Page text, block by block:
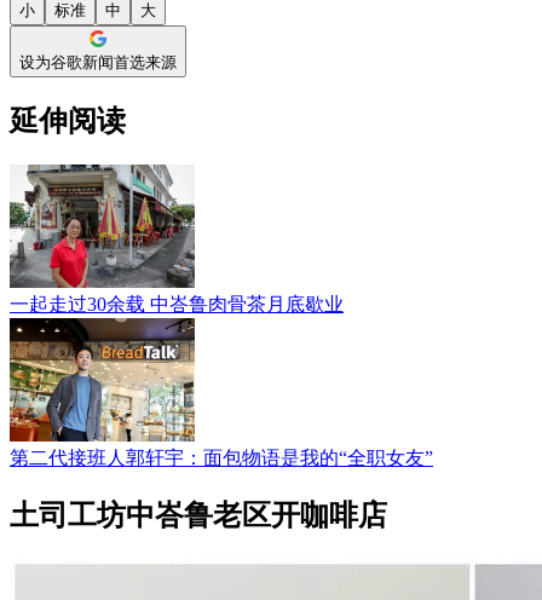
小 标准 中 大
设为谷歌新闻首选来源
延伸阅读
一起走过30余载 中峇鲁肉骨茶月底歇业
第二代接班人郭轩宇：面包物语是我的“全职女友”
土司工坊中峇鲁老区开咖啡店